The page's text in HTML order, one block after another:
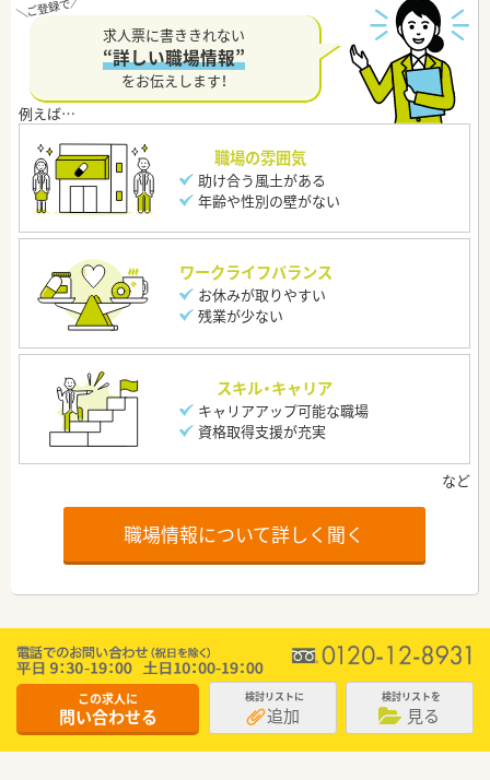
求人票に書ききれない
“詳しい職場情報”
をお伝えします！
職場の雰囲気
助け合う風土がある
年齢や性別の壁がない
ワークライフバランス
お休みが取りやすい
残業が少ない
スキル・キャリア
キャリアアップ可能な職場
資格取得支援が充実
職場情報について詳しく聞く
この求人に
問い合わせる
検討リストに
追加
検討リストを
見る